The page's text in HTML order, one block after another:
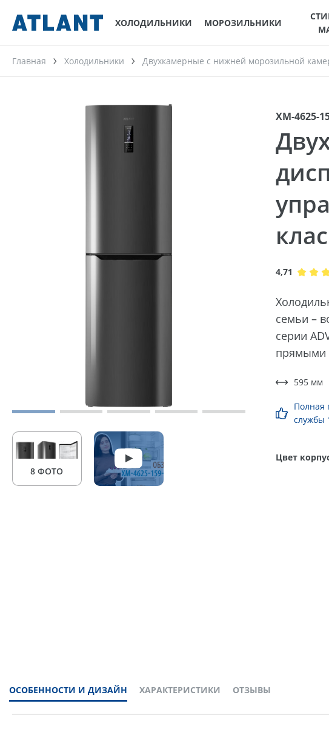
ХОЛОДИЛЬНИКИ МОРОЗИЛЬНИКИ
Главная Холодильники Двухкамерные с нижней морозильной
ХМ-4625-
4,71
8 ФОТО
семьи –
серии
прямыми
595 мм
Полная
службы
Цвет
ОСОБЕННОСТИ И ДИЗАЙН ХАРАКТЕРИСТИКИ ОТЗЫВЫ